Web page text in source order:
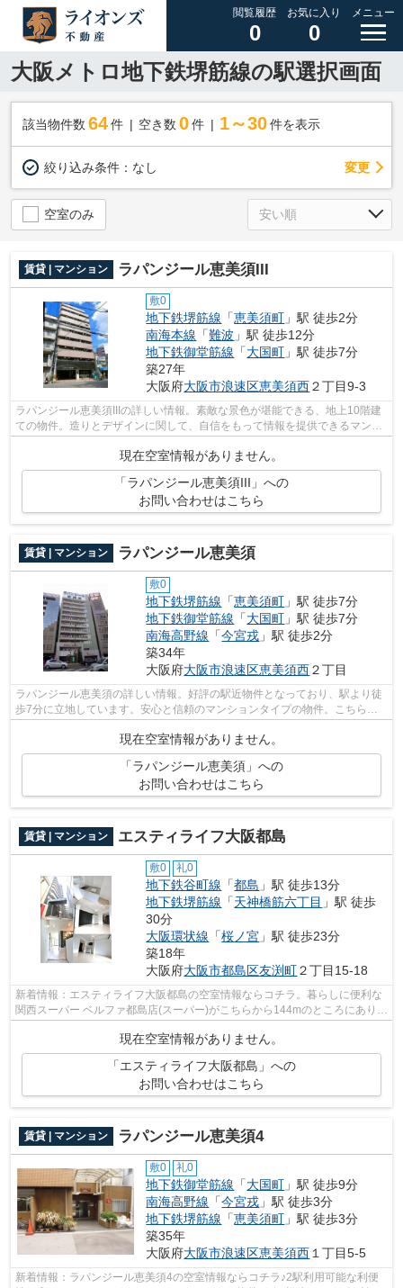
閲覧履歴
0
お気に入り
0
メニュー
大阪メトロ地下鉄堺筋線の駅選択画面
該当物件数 64件 空き数 0 件 1～30 件を表示
絞り込み条件： なし 変更
空室のみ
賃貸 | マンション ラパンジール恵美須III
敷0
地下鉄堺筋線 「恵美須町 」駅 徒歩2分
南海本線 「難波 」駅 徒歩12分
地下鉄御堂筋線 「大国町 」駅 徒歩7分
築27年
大阪府大阪市浪速区恵美須西２丁目9-3
ラパンジール恵美須IIIの詳しい情報。素敵な景色が堪能できる、地上10階建
ての物件。造りとデザインに関して、自信をもって情報を提供できるマンシ
現在空室情報がありません。
「ラパンジール恵美須III」への
お問い合わせはこちら
賃貸 | マンション ラパンジール恵美須
敷0
地下鉄堺筋線 「恵美須町 」駅 徒歩7分
地下鉄御堂筋線 「大国町 」駅 徒歩7分
南海高野線 「今宮戎 」駅 徒歩2分
築34年
大阪府大阪市浪速区恵美須西２丁目
ラパンジール恵美須の詳しい情報。好評の駅近物件となっており、駅より徒
歩7分に立地しています。安心と信頼のマンションタイプの物件。こちらの
現在空室情報がありません。
「ラパンジール恵美須」への
お問い合わせはこちら
賃貸 | マンション エスティライフ大阪都島
敷0 礼0
地下鉄谷町線 「都島 」駅 徒歩13分
地下鉄堺筋線 「天神橋筋六丁目 」駅 徒歩
30分
大阪環状線 「桜ノ宮 」駅 徒歩23分
築18年
大阪府大阪市都島区友渕町２丁目15-18
新着情報：エスティライフ大阪都島の空室情報ならコチラ。暮らしに便利な
関西スーパー ベルファ都島店(スーパー)がこちらから144mのところにありま
す。衣類を収納しやすいクロゼットが...
現在空室情報がありません。
「エスティライフ大阪都島」への
お問い合わせはこちら
賃貸 | マンション ラパンジール恵美須4
敷0 礼0
地下鉄御堂筋線 「大国町 」駅 徒歩9分
南海高野線 「今宮戎 」駅 徒歩3分
地下鉄堺筋線 「恵美須町 」駅 徒歩3分
築35年
大阪府大阪市浪速区恵美須西 １丁目5-5
新着情報：ラパンジール恵美須4の空室情報ならコチラ♪2駅利用可能な利便